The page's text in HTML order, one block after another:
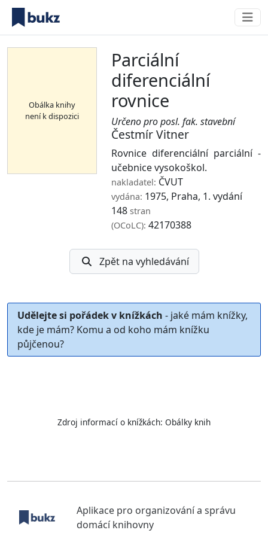
Obálka knihy
není k dispozici
Parciální
diferenciální
rovnice
Určeno pro posl. fak. stavební
Čestmír Vitner
Rovnice diferenciální parciální -
učebnice vysokoškol.
nakladatel: ČVUT
vydána: 1975, Praha, 1. vydání
148 stran
(OCoLC): 42170388
Zpět na vyhledávání
Udělejte si pořádek v knížkách - jaké mám knížky,
kde je mám? Komu a od koho mám knížku
půjčenou?
Zdroj informací o knížkách: Obálky knih
Aplikace pro organizování a správu
domácí knihovny